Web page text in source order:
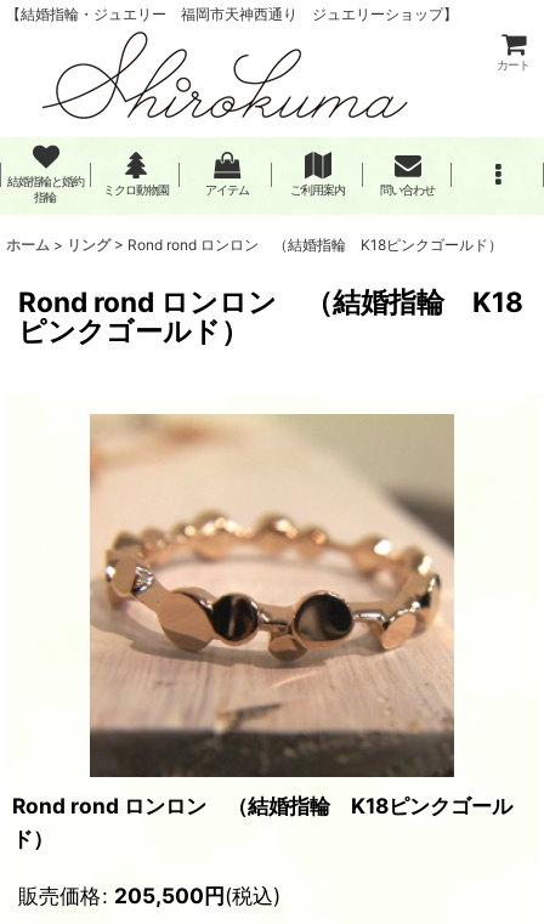
【結婚指輪・ジュエリー 福岡市天神西通り ジュエリーショップ】
カート
結婚指輪と婚約
指輪
ミクロ動物園 アイテム ご利用案内 問い合わせ
ホーム > リング > Rond rond ロンロン （結婚指輪 K18ピンクゴールド）
Rond rond ロンロン （結婚指輪 K18
ピンクゴールド）
Rond rond ロンロン （結婚指輪 K18ピンクゴール
ド）
販売価格: 205,500円(税込)